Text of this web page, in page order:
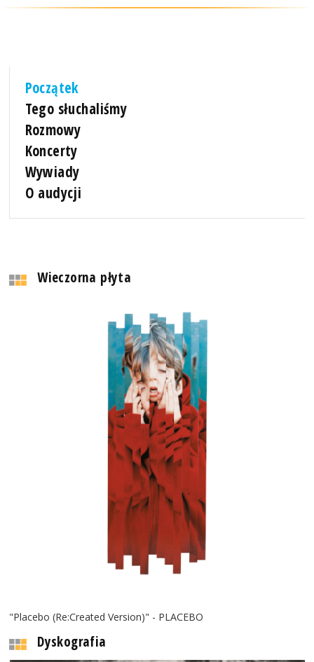
Początek
Tego słuchaliśmy
Rozmowy
Koncerty
Wywiady
O audycji
Wieczorna płyta
"Placebo (Re:Created Version)" - PLACEBO
Dyskografia